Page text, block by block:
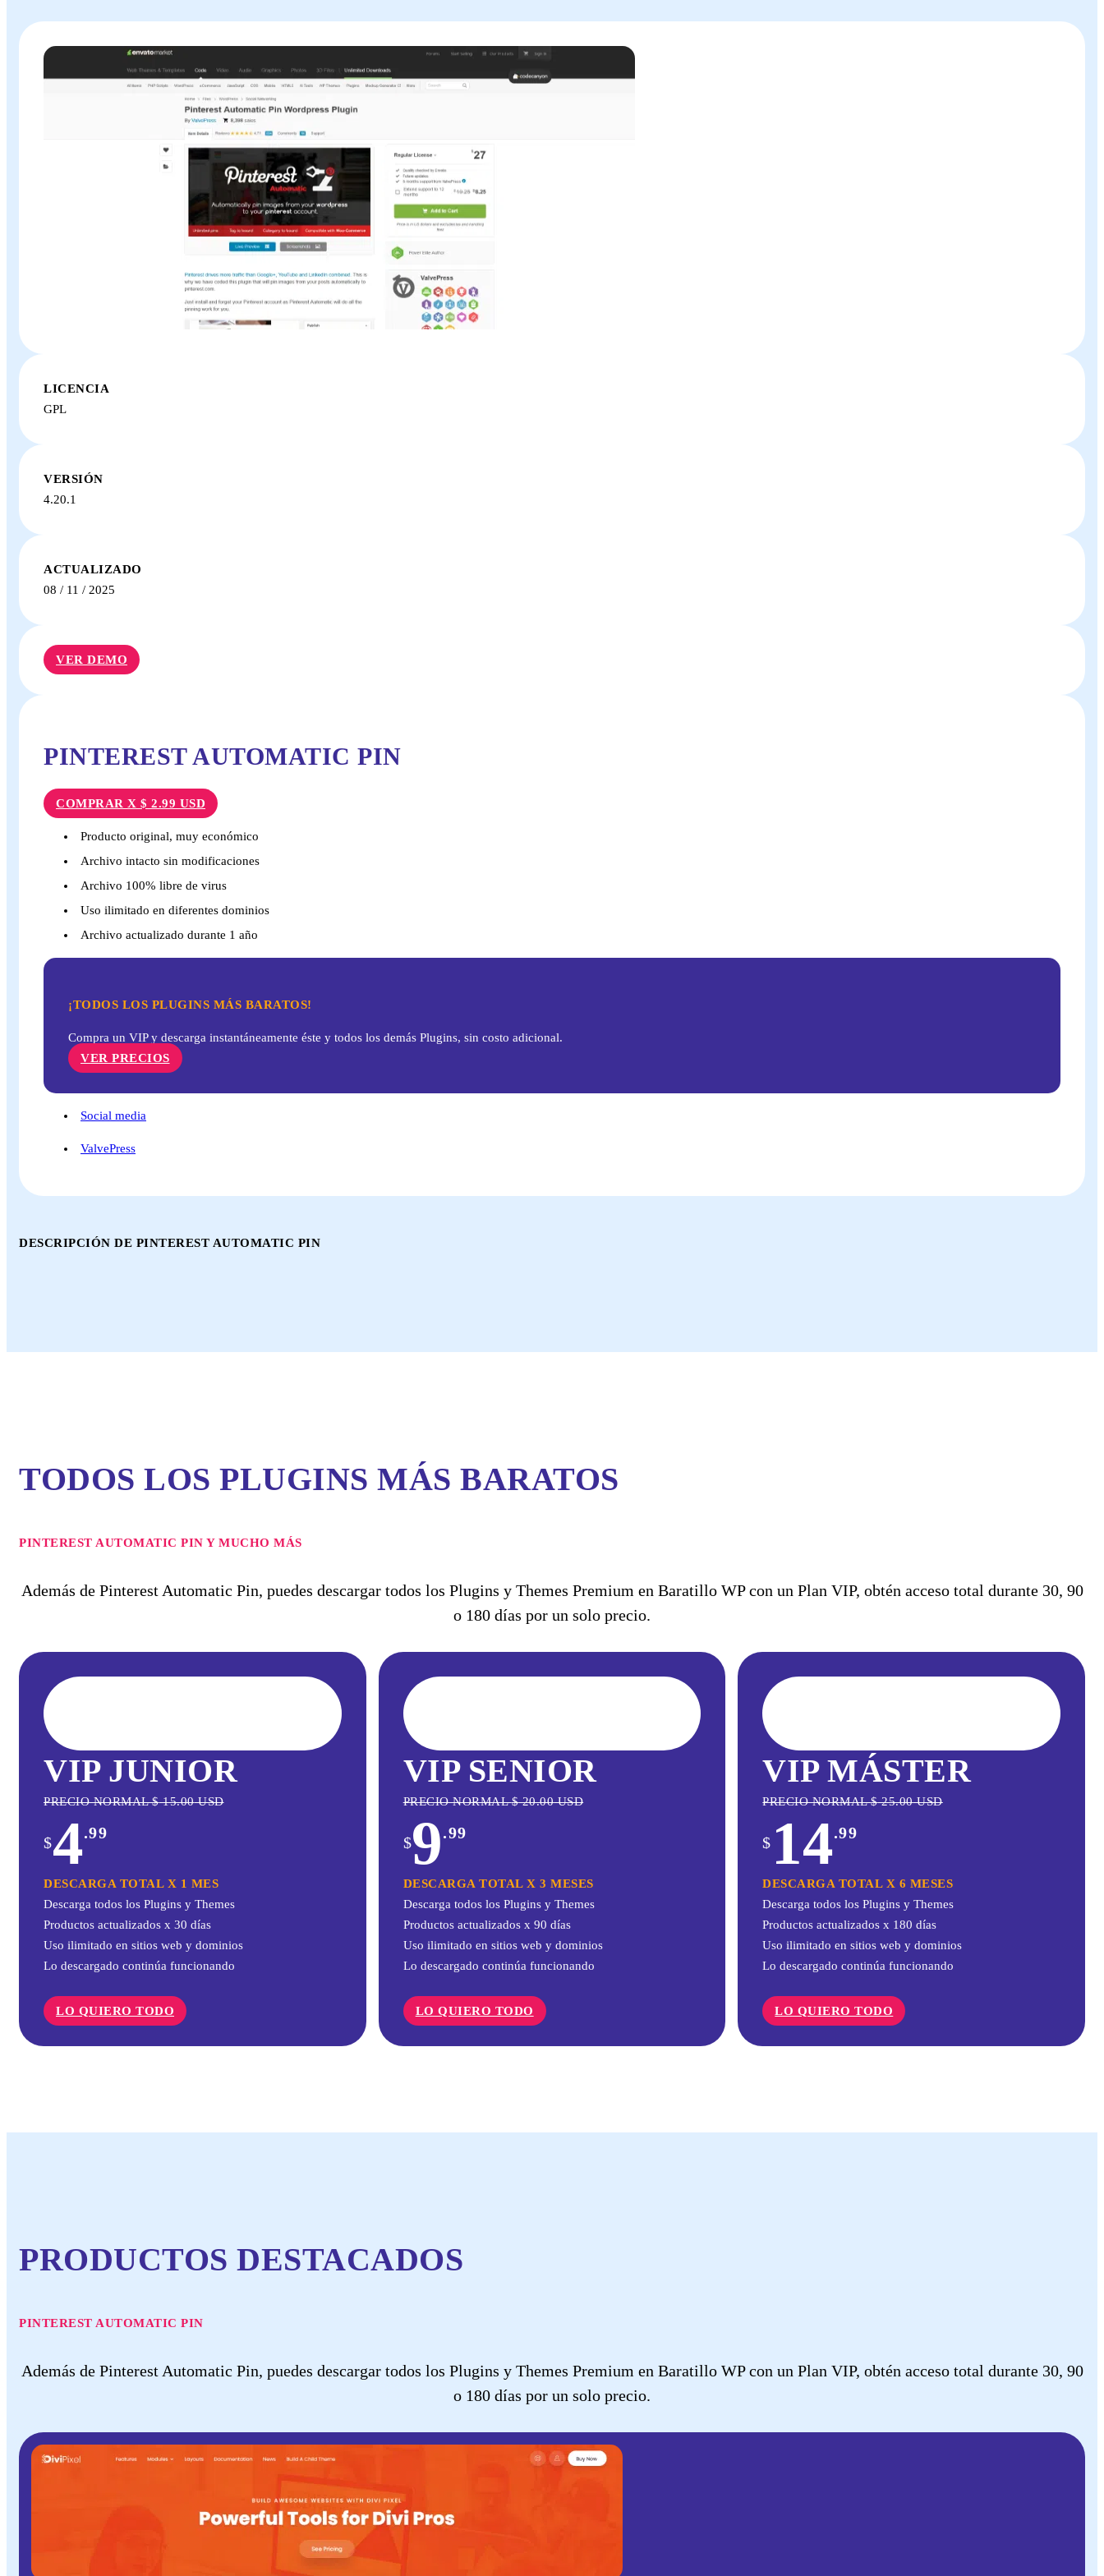
LICENCIA
GPL
VERSIÓN
4.20.1
ACTUALIZADO
08 / 11 / 2025
VER DEMO
PINTEREST AUTOMATIC PIN
COMPRAR X $ 2.99 USD
Producto original, muy económico
Archivo intacto sin modificaciones
Archivo 100% libre de virus
Uso ilimitado en diferentes dominios
Archivo actualizado durante 1 año
¡TODOS LOS PLUGINS MÁS BARATOS!
Compra un VIP y descarga instantáneamente éste y todos los demás Plugins, sin costo adicional.
VER PRECIOS
Social media
ValvePress
DESCRIPCIÓN DE PINTEREST AUTOMATIC PIN
TODOS LOS PLUGINS MÁS BARATOS
PINTEREST AUTOMATIC PIN Y MUCHO MÁS
Además de Pinterest Automatic Pin, puedes descargar todos los Plugins y Themes Premium en Baratillo WP con un Plan VIP, obtén acceso total durante 30, 90
o 180 días por un solo precio.
VIP JUNIOR
PRECIO NORMAL$15.00USD
$4.99
DESCARGA TOTAL X 1 MES
Descarga todos los Plugins y Themes
Productos actualizados x 30 días
Uso ilimitado en sitios web y dominios
Lo descargado continúa funcionando
LO QUIERO TODO
VIP SENIOR
PRECIO NORMAL$20.00USD
$9.99
DESCARGA TOTAL X 3 MESES
Descarga todos los Plugins y Themes
Productos actualizados x 90 días
Uso ilimitado en sitios web y dominios
Lo descargado continúa funcionando
LO QUIERO TODO
VIP MÁSTER
PRECIO NORMAL$25.00USD
$ 14.99
DESCARGA TOTAL X 6 MESES
Descarga todos los Plugins y Themes
Productos actualizados x 180 días
Uso ilimitado en sitios web y dominios
Lo descargado continúa funcionando
LO QUIERO TODO
PRODUCTOS DESTACADOS
PINTEREST AUTOMATIC PIN
Además de Pinterest Automatic Pin, puedes descargar todos los Plugins y Themes Premium en Baratillo WP con un Plan VIP, obtén acceso total durante 30, 90
o 180 días por un solo precio.